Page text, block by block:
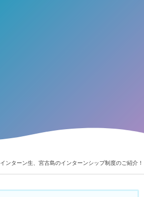
インターン生、宮古島のインターンシップ制度のご紹介！